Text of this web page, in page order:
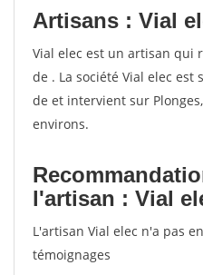
Artisans : Vial
Vial elec est un artisan qui
de . La société Vial elec est
de et intervient sur
environs.
l'artisan : Vial
L'artisan Vial elec n'a pas
témoignages